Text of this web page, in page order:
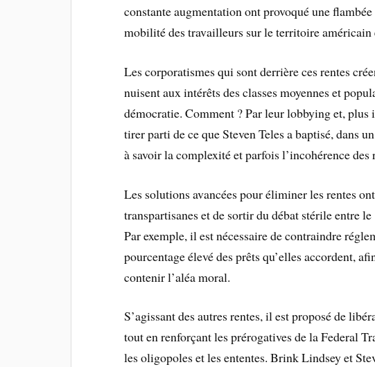
constante augmentation ont provoqué une
mobilité des travailleurs sur le territoire américain
Les corporatismes qui sont derrière ces rentes
nuisent aux intérêts des classes moyennes et
démocratie. Comment ? Par leur lobbying et, plus
tirer parti de ce que Steven Teles a baptisé, dans
à savoir la complexité et parfois l’incohérence
Les solutions avancées pour éliminer les rentes
transpartisanes et de sortir du débat stérile entre
Par exemple, il est nécessaire de contraindre
pourcentage élevé des prêts qu’elles accordent,
contenir l’aléa moral.
S’agissant des autres rentes, il est proposé de
tout en renforçant les prérogatives de la Federal
les oligopoles et les ententes. Brink Lindsey et